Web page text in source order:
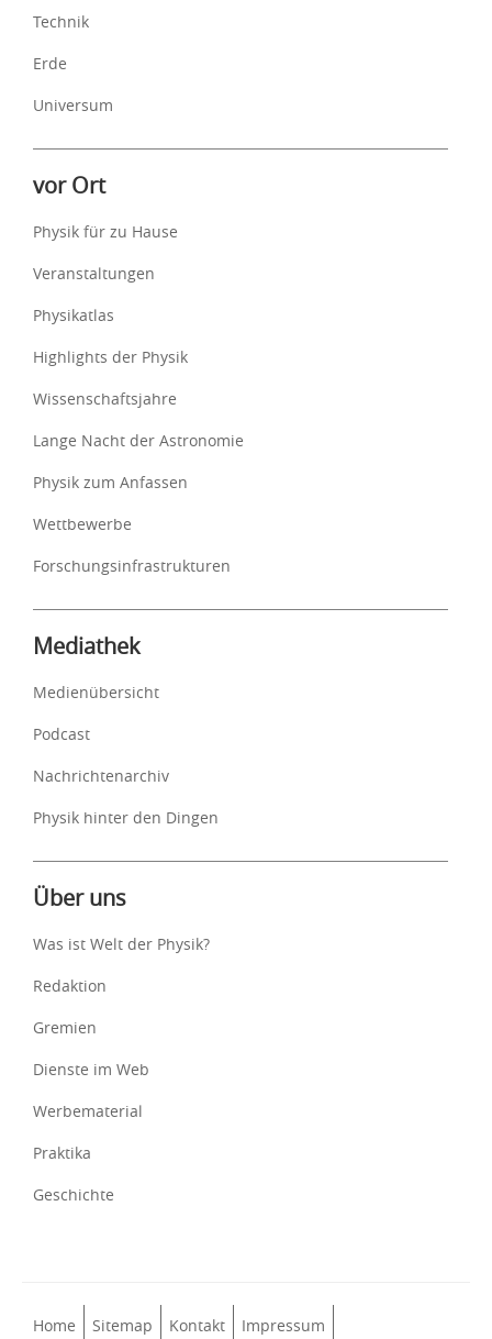
Technik
Erde
Universum
vor Ort
Physik für zu Hause
Veranstaltungen
Physikatlas
Highlights der Physik
Wissenschaftsjahre
Lange Nacht der Astronomie
Physik zum Anfassen
Wettbewerbe
Forschungsinfrastrukturen
Mediathek
Medienübersicht
Podcast
Nachrichtenarchiv
Physik hinter den Dingen
Über uns
Was ist Welt der Physik?
Redaktion
Gremien
Dienste im Web
Werbematerial
Praktika
Geschichte
Home Sitemap Kontakt Impressum